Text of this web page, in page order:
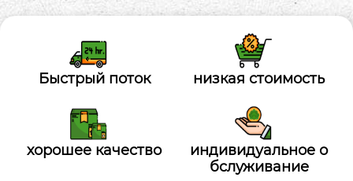
Быстрый поток низкая стоимость
хорошее качество
индивидуальное о
бслуживание